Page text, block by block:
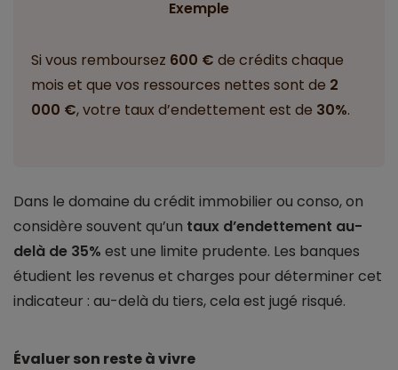
Exemple
Si vous remboursez 600 € de crédits chaque
mois et que vos ressources nettes sont de 2
000 €, votre taux d’endettement est de 30%.
Dans le domaine du crédit immobilier ou conso, on
considère souvent qu’un taux d’endettement au-
delà de 35% est une limite prudente. Les banques
étudient les revenus et charges pour déterminer cet
indicateur : au-delà du tiers, cela est jugé risqué.
Évaluer son reste à vivre